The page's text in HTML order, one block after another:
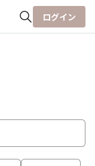
ログイン